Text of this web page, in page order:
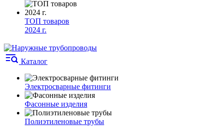
ТОП товаров
2024 г.
Каталог
Электросварные фитинги
Фасонные изделия
Полиэтиленовые трубы